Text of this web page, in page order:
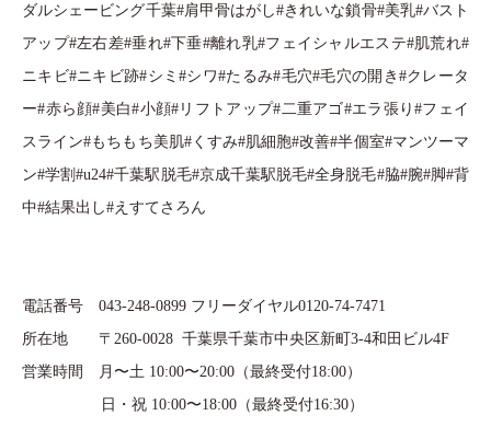
ダルシェービング千葉#肩甲骨はがし#きれいな鎖骨#美乳#バスト
アップ#左右差#垂れ#下垂#離れ乳#フェイシャルエステ#肌荒れ#
ニキビ#ニキビ跡#シミ#シワ#たるみ#毛穴#毛穴の開き#クレータ
ー#赤ら顔#美白#小顔#リフトアップ#二重アゴ#エラ張り#フェイ
スライン#もちもち美肌#くすみ#肌細胞#改善#半個室#マンツーマ
ン#学割#u24#千葉駅脱毛#京成千葉駅脱毛#全身脱毛#脇#腕#脚#背
中#結果出し#えすてさろん
電話番号 043-248-0899 フリーダイヤル0120-74-7471
所在地 〒260-0028 千葉県千葉市中央区新町3-4和田ビル4F
営業時間 月〜土 10:00〜20:00（最終受付18:00）
日・祝 10:00〜18:00（最終受付16:30）